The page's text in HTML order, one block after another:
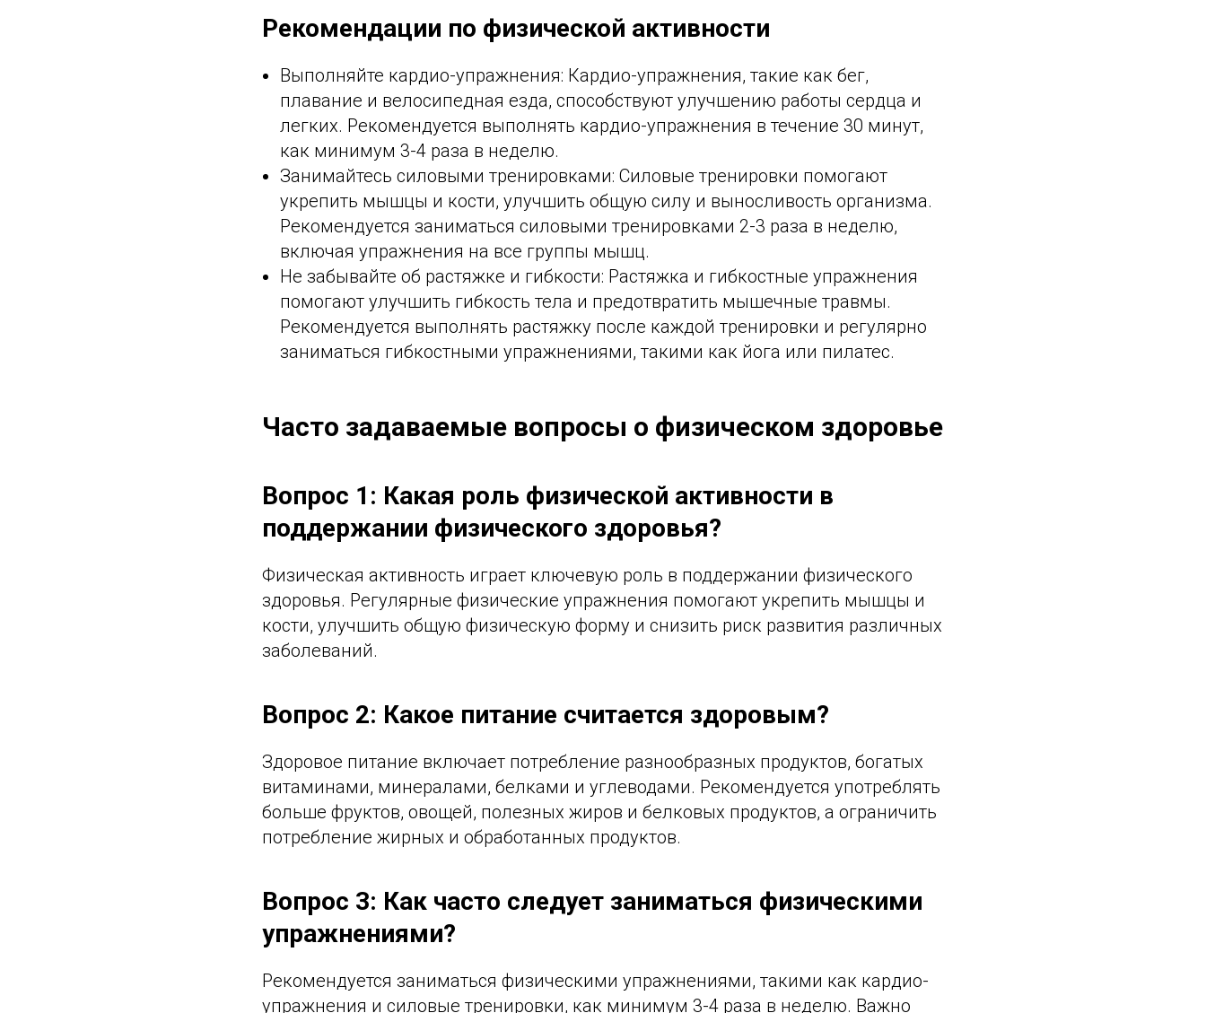
Рекомендации по физической активности
Выполняйте кардио-упражнения: Кардио-упражнения, такие как бег,
плавание и велосипедная езда, способствуют улучшению работы сердца и
легких. Рекомендуется выполнять кардио-упражнения в течение 30 минут,
как минимум 3-4 раза в неделю.
Занимайтесь силовыми тренировками: Силовые тренировки помогают
укрепить мышцы и кости, улучшить общую силу и выносливость организма.
Рекомендуется заниматься силовыми тренировками 2-3 раза в неделю,
включая упражнения на все группы мышц.
Не забывайте об растяжке и гибкости: Растяжка и гибкостные упражнения
помогают улучшить гибкость тела и предотвратить мышечные травмы.
Рекомендуется выполнять растяжку после каждой тренировки и регулярно
заниматься гибкостными упражнениями, такими как йога или пилатес.
Часто задаваемые вопросы о физическом здоровье
Вопрос 1: Какая роль физической активности в
поддержании физического здоровья?
Физическая активность играет ключевую роль в поддержании физического
здоровья. Регулярные физические упражнения помогают укрепить мышцы и
кости, улучшить общую физическую форму и снизить риск развития различных
заболеваний.
Вопрос 2: Какое питание считается здоровым?
Здоровое питание включает потребление разнообразных продуктов, богатых
витаминами, минералами, белками и углеводами. Рекомендуется употреблять
больше фруктов, овощей, полезных жиров и белковых продуктов, а ограничить
потребление жирных и обработанных продуктов.
Вопрос 3: Как часто следует заниматься физическими
упражнениями?
Рекомендуется заниматься физическими упражнениями, такими как кардио-
упражнения и силовые тренировки, как минимум 3-4 раза в неделю. Важно